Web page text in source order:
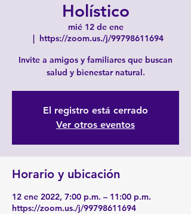
Holístico
mié 12 de ene
  |
https://zoom.us./j/99798611694
Invite a amigos y familiares que buscan
salud y bienestar natural.
El registro está cerrado
Ver otros eventos
Horario y ubicación
12 ene 2022, 7:00 p.m. – 11:00 p.m.
https://zoom.us./j/99798611694